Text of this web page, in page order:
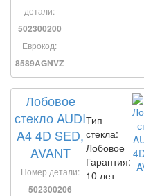
детали:
502300200
Еврокод:
8589AGNVZ
Лобовое
стекло AUDI
A4 4D SED,
AVANT
Номер детали:
502300206
Тип
стекла:
Лобовое
Гарантия:
10 лет